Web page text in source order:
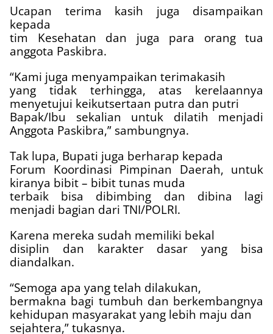
Ucapan terima kasih juga disampaikan
kepada
tim Kesehatan dan juga para orang tua
anggota Paskibra.
“Kami juga menyampaikan terimakasih
yang tidak terhingga, atas kerelaannya
menyetujui keikutsertaan putra dan putri
Bapak/Ibu sekalian untuk dilatih menjadi
Anggota Paskibra,” sambungnya.
Tak lupa, Bupati juga berharap kepada
Forum Koordinasi Pimpinan Daerah, untuk
kiranya bibit – bibit tunas muda
terbaik bisa dibimbing dan dibina lagi
menjadi bagian dari TNI/POLRI.
Karena mereka sudah memiliki bekal
disiplin dan karakter dasar yang bisa
diandalkan.
“Semoga apa yang telah dilakukan,
bermakna bagi tumbuh dan berkembangnya
kehidupan masyarakat yang lebih maju dan
sejahtera,” tukasnya.